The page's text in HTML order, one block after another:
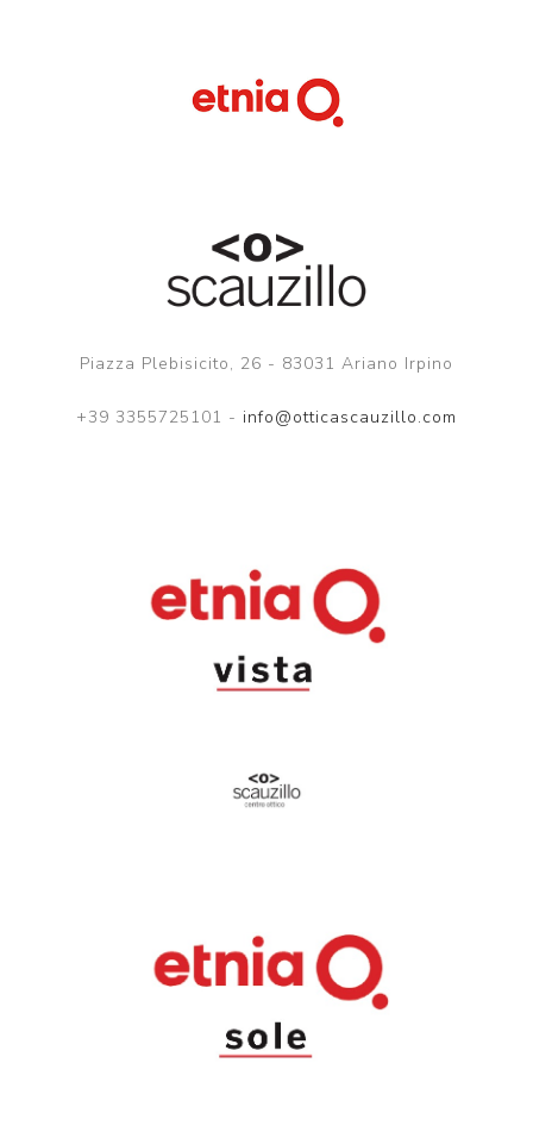
Piazza Plebisicito, 26 - 83031 Ariano Irpino
+39 3355725101 - info@otticascauzillo.com